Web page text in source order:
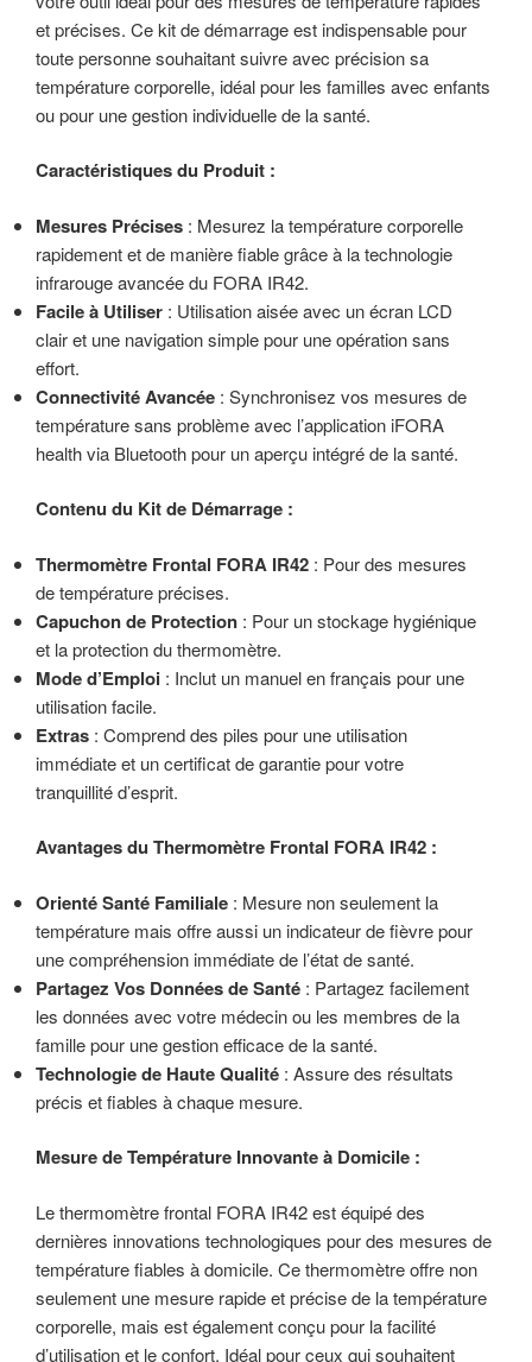
et précises. Ce kit de démarrage est indispensable pour
toute personne souhaitant suivre avec précision sa
température corporelle, idéal pour les familles avec enfants
ou pour une gestion individuelle de la santé.
Caractéristiques du Produit :
Mesures Précises : Mesurez la température corporelle
rapidement et de manière fiable grâce à la technologie
infrarouge avancée du FORA IR42.
Facile à Utiliser : Utilisation aisée avec un écran LCD
clair et une navigation simple pour une opération sans
effort.
Connectivité Avancée : Synchronisez vos mesures de
température sans problème avec l’application iFORA
health via Bluetooth pour un aperçu intégré de la santé.
Contenu du Kit de Démarrage :
Thermomètre Frontal FORA IR42 : Pour des mesures
de température précises.
Capuchon de Protection : Pour un stockage hygiénique
et la protection du thermomètre.
Mode d’Emploi : Inclut un manuel en français pour une
utilisation facile.
Extras : Comprend des piles pour une utilisation
immédiate et un certificat de garantie pour votre
tranquillité d’esprit.
Avantages du Thermomètre Frontal FORA IR42 :
Orienté Santé Familiale : Mesure non seulement la
température mais offre aussi un indicateur de fièvre pour
une compréhension immédiate de l’état de santé.
Partagez Vos Données de Santé : Partagez facilement
les données avec votre médecin ou les membres de la
famille pour une gestion efficace de la santé.
Technologie de Haute Qualité : Assure des résultats
précis et fiables à chaque mesure.
Mesure de Température Innovante à Domicile :
Le thermomètre frontal FORA IR42 est équipé des
dernières innovations technologiques pour des mesures de
température fiables à domicile. Ce thermomètre offre non
seulement une mesure rapide et précise de la température
corporelle, mais est également conçu pour la facilité
d’utilisation et le confort. Idéal pour ceux qui souhaitent